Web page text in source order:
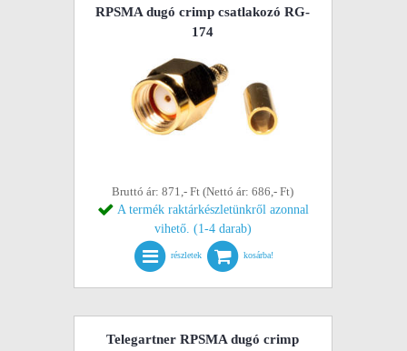
RPSMA dugó crimp csatlakozó RG-
174
Bruttó ár: 871,- Ft (Nettó ár: 686,- Ft)
A termék raktárkészletünkről azonnal
vihető. (1-4 darab)
részletek kosárba!
Telegartner RPSMA dugó crimp